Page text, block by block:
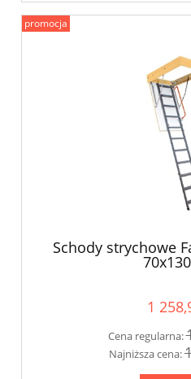
Schody strychowe
1
Cena regularna:
Najniższa cena:
promocja